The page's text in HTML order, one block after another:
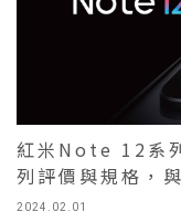
2024.02.01
紅米Note 12系
列評價與規格，